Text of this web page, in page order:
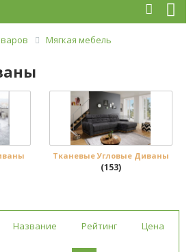
Мягкая мебель
Тканевые Угловые Диваны
(153)
Название Рейтинг Цена